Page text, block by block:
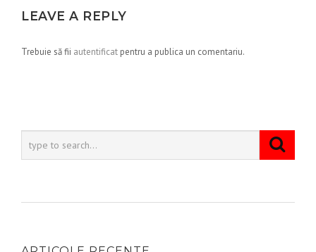
LEAVE A REPLY
Trebuie să fii autentificat pentru a publica un comentariu.